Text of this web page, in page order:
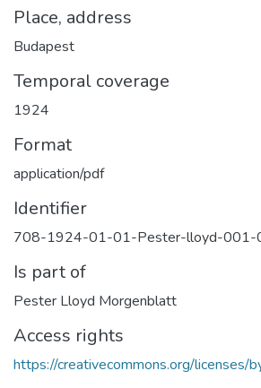
Place, address
Budapest
Temporal coverage
1924
Format
application/pdf
Identifier
708-1924-01-01-Pester-lloyd-001-
Is part of
Pester Lloyd Morgenblatt
Access rights
https://creativecommons.org/licenses/